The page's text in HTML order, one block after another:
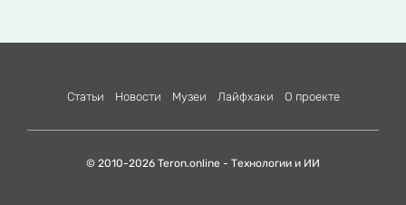
Статьи Новости Музеи Лайфхаки О проекте
© 2010-2026 Teron.online - Технологии и ИИ